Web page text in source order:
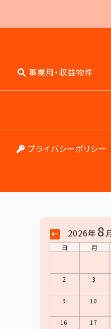
事業用・収益物件
プライバシーポリシー
2026年 8
日 月
2 3
9 10
16 17